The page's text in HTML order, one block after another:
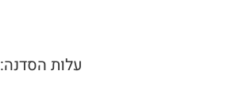
עלות הסדנה: 750 ש"ח (ניתן לחלק לתשלומים באופן מאובטח באתר)